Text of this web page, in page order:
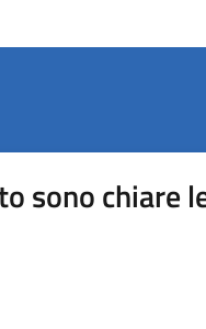
sono chiare